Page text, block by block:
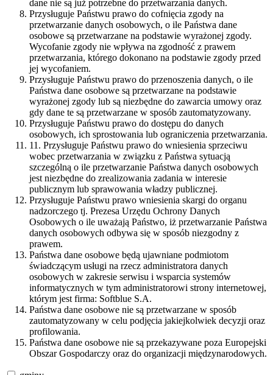
dane nie są już potrzebne do przetwarzania danych.
Przysługuje Państwu prawo do cofnięcia zgody na
przetwarzanie danych osobowych, o ile Państwa dane
osobowe są przetwarzane na podstawie wyrażonej zgody.
Wycofanie zgody nie wpływa na zgodność z prawem
przetwarzania, którego dokonano na podstawie zgody przed
jej wycofaniem.
Przysługuje Państwu prawo do przenoszenia danych, o ile
Państwa dane osobowe są przetwarzane na podstawie
wyrażonej zgody lub są niezbędne do zawarcia umowy oraz
gdy dane te są przetwarzane w sposób zautomatyzowany.
Przysługuje Państwu prawo do dostępu do danych
osobowych, ich sprostowania lub ograniczenia przetwarzania.
11. Przysługuje Państwu prawo do wniesienia sprzeciwu
wobec przetwarzania w związku z Państwa sytuacją
szczególną o ile przetwarzanie Państwa danych osobowych
jest niezbędne do zrealizowania zadania w interesie
publicznym lub sprawowania władzy publicznej.
Przysługuje Państwu prawo wniesienia skargi do organu
nadzorczego tj. Prezesa Urzędu Ochrony Danych
Osobowych o ile uważają Państwo, iż przetwarzanie Państwa
danych osobowych odbywa się w sposób niezgodny z
prawem.
Państwa dane osobowe będą ujawniane podmiotom
świadczącym usługi na rzecz administratora danych
osobowych w zakresie serwisu i wsparcia systemów
informatycznych w tym administratorowi strony internetowej,
którym jest firma: Softblue S.A.
Państwa dane osobowe nie są przetwarzane w sposób
zautomatyzowany w celu podjęcia jakiejkolwiek decyzji oraz
profilowania.
Państwa dane osobowe nie są przekazywane poza Europejski
Obszar Gospodarczy oraz do organizacji międzynarodowych.